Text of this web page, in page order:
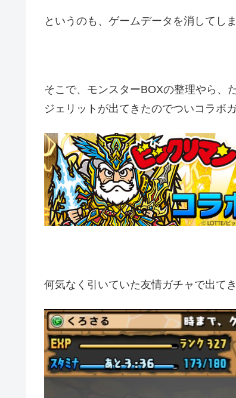
というのも、ゲームデータを消してし
そこで、モンスターBOXの整理やら、
ジェリットが出てきたのでついコラボ
何気なく引いていた友情ガチャで出て